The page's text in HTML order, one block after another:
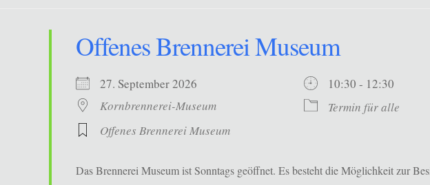
Offenes Brennerei Museum
27. September 2026
10:30 - 12:30
Kornbrennerei-Museum
Termin für alle
Offenes Brennerei Museum
Das Brennerei Museum ist Sonntags geöffnet. Es besteht die Möglichkeit zur